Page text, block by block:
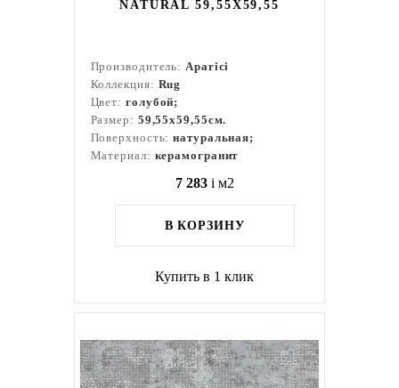
NATURAL 59,55X59,55
Производитель:Aparici
Коллекция: Rug
Цвет: голубой;
Размер: 59,55x59,55см.
Поверхность:натуральная;
Материал: керамогранит
7 283 i м2
В КОРЗИНУ
Купить в 1 клик